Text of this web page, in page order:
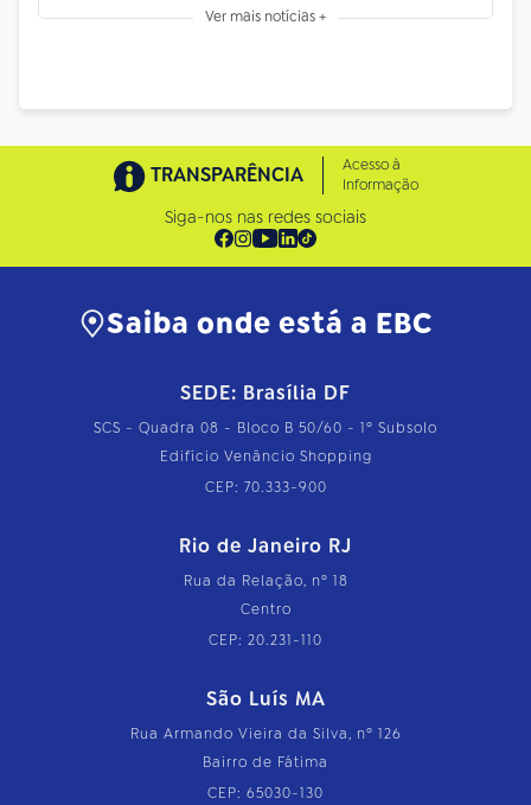
Ver mais notícias +
TRANSPARÊNCIA
Acesso à
Informação
Siga-nos nas redes sociais
Saiba onde está a EBC
SEDE: Brasília DF
SCS - Quadra 08 - Bloco B 50/60 - 1º Subsolo
Edifício Venâncio Shopping
CEP: 70.333-900
Rio de Janeiro RJ
Rua da Relação, nº 18
Centro
CEP: 20.231-110
São Luís MA
Rua Armando Vieira da Silva, nº 126
Bairro de Fátima
CEP: 65030-130